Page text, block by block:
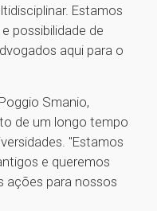
Estamos
possibilidade de
aqui para o
Smanio,
de um longo tempo
"Estamos
e queremos
ações para nossos